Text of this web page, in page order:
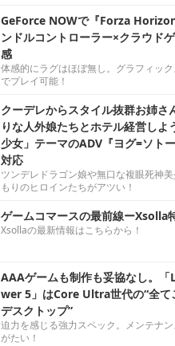
GeForce NOWで『Forza
ンドルコントローラー×クラウド
感
体感的にラグはほぼ無し。グラフィッ
でプレイ可能！
クーデレからスタイル抜群お姉さ
りな人外娘たちとホテル経営しよ
少女」テーマのADV『ヨグ=ソト
対応
ツンデレドラゴン娘や無口な複眼死神
もりのヒロインたちがアツい！
ゲームコマースの最前線ーXsolla
Xsollaの最新情報はこちらから！
AAAゲームも制作も妥協なし。
wer 5」はCore Ultra世代の“全て
デスクトップ”
迫力を感じる強力スペック。メンテナ
がたい！